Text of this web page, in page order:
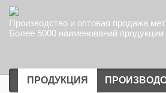
Производство и оптовая продажа
Более 5000 наименований продукции
ПРОДУКЦИЯ